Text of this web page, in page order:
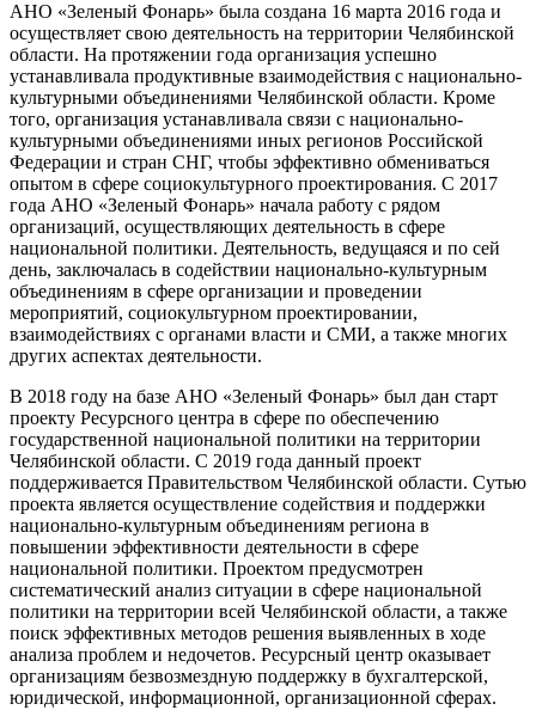
АНО «Зеленый Фонарь» была создана 16 марта 2016 года и
осуществляет свою деятельность на территории Челябинской
области. На протяжении года организация успешно
устанавливала продуктивные взаимодействия с национально-
культурными объединениями Челябинской области. Кроме
того, организация устанавливала связи с национально-
культурными объединениями иных регионов Российской
Федерации и стран СНГ, чтобы эффективно обмениваться
опытом в сфере социокультурного проектирования. С 2017
года АНО «Зеленый Фонарь» начала работу с рядом
организаций, осуществляющих деятельность в сфере
национальной политики. Деятельность, ведущаяся и по сей
день, заключалась в содействии национально-культурным
объединениям в сфере организации и проведении
мероприятий, социокультурном проектировании,
взаимодействиях с органами власти и СМИ, а также многих
других аспектах деятельности.
В 2018 году на базе АНО «Зеленый Фонарь» был дан старт
проекту Ресурсного центра в сфере по обеспечению
государственной национальной политики на территории
Челябинской области. С 2019 года данный проект
поддерживается Правительством Челябинской области. Сутью
проекта является осуществление содействия и поддержки
национально-культурным объединениям региона в
повышении эффективности деятельности в сфере
национальной политики. Проектом предусмотрен
систематический анализ ситуации в сфере национальной
политики на территории всей Челябинской области, а также
поиск эффективных методов решения выявленных в ходе
анализа проблем и недочетов. Ресурсный центр оказывает
организациям безвозмездную поддержку в бухгалтерской,
юридической, информационной, организационной сферах.